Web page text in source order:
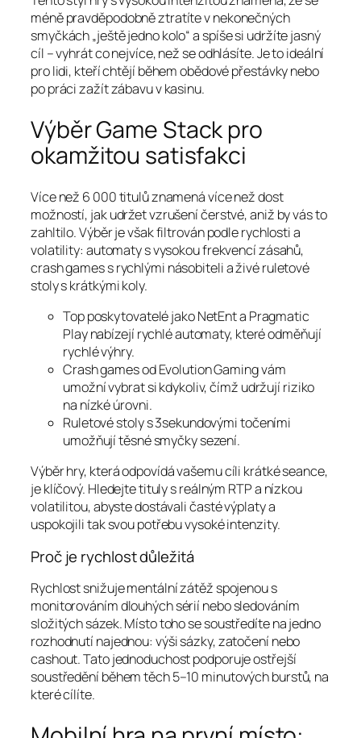
méně pravděpodobně ztratíte v nekonečných
smyčkách „ještě jedno kolo“ a spíše si udržíte jasný
cíl – vyhrát co nejvíce, než se odhlásíte. Je to ideální
pro lidi, kteří chtějí během obědové přestávky nebo
po práci zažít zábavu v kasinu.
Výběr Game Stack pro
okamžitou satisfakci
Více než 6 000 titulů znamená více než dost
možností, jak udržet vzrušení čerstvé, aniž by vás to
zahltilo. Výběr je však filtrován podle rychlosti a
volatility: automaty s vysokou frekvencí zásahů,
crash games s rychlými násobiteli a živé ruletové
stoly s krátkými koly.
Top poskytovatelé jako NetEnt a Pragmatic
Play nabízejí rychlé automaty, které odměňují
rychlé výhry.
Crash games od Evolution Gaming vám
umožní vybrat si kdykoliv, čímž udržují riziko
na nízké úrovni.
Ruletové stoly s 3sekundovými točeními
umožňují těsné smyčky sezení.
Výběr hry, která odpovídá vašemu cíli krátké seance,
je klíčový. Hledejte tituly s reálným RTP a nízkou
volatilitou, abyste dostávali časté výplaty a
uspokojili tak svou potřebu vysoké intenzity.
Proč je rychlost důležitá
Rychlost snižuje mentální zátěž spojenou s
monitorováním dlouhých sérií nebo sledováním
složitých sázek. Místo toho se soustředíte na jedno
rozhodnutí najednou: výši sázky, zatočení nebo
cashout. Tato jednoduchost podporuje ostřejší
soustředění během těch 5–10 minutových burstů, na
které cílíte.